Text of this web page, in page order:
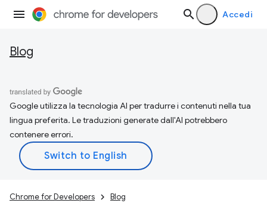
Accedi
Blog
Google utilizza la tecnologia AI per tradurre i contenuti nella tua
lingua preferita. Le traduzioni generate dall'AI potrebbero
contenere errori.
Chrome for Developers Blog